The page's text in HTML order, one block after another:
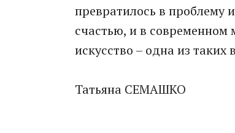
превратилось в проблему
счастью, и в
искусство – одна из таких
Татьяна СЕМАШКО